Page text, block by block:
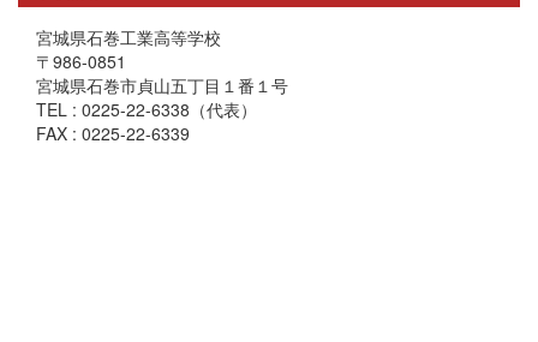
宮城県石巻工業高等学校
〒986-0851
宮城県石巻市貞山五丁目１番１号
TEL : 0225-22-6338（代表）
FAX : 0225-22-6339